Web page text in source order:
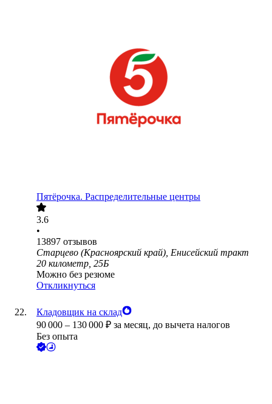
Пятёрочка. Распределительные центры
3.6
•
13897 отзывов
Старцево (Красноярский край), Енисейский тракт
20 километр, 25Б
Можно без резюме
Откликнуться
Кладовщик на склад
90 000 – 130 000 ₽ за месяц, до вычета налогов
Без опыта